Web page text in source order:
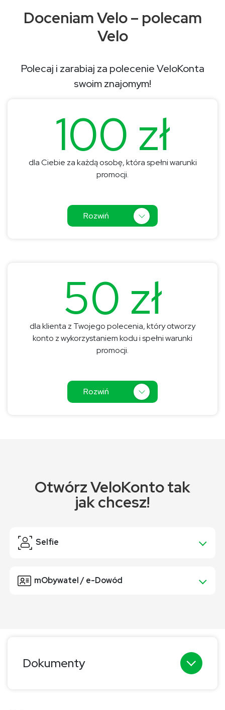
Doceniam Velo – polecam
Velo
Polecaj i zarabiaj za polecenie VeloKonta
swoim znajomym!
100 zł
dla Ciebie za każdą osobę, która spełni warunki
promocji.
Rozwiń
50 zł
dla klienta z Twojego polecenia, który otworzy
konto z wykorzystaniem kodu i spełni warunki
promocji.
Rozwiń
Otwórz VeloKonto tak
jak chcesz!
Selfie
mObywatel / e-Dowód
Dokumenty